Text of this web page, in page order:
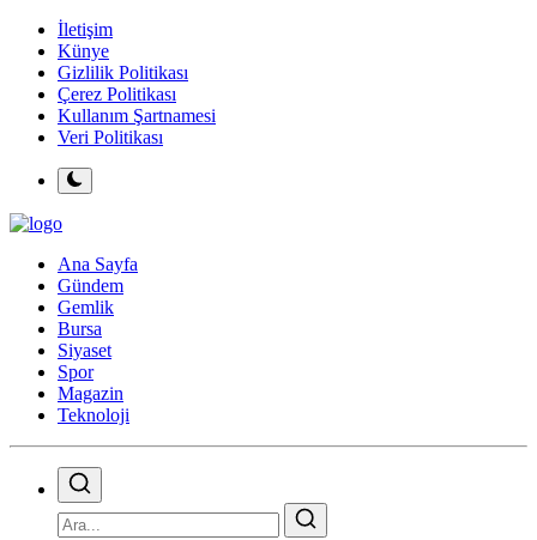
İletişim
Künye
Gizlilik Politikası
Çerez Politikası
Kullanım Şartnamesi
Veri Politikası
Ana Sayfa
Gündem
Gemlik
Bursa
Siyaset
Spor
Magazin
Teknoloji